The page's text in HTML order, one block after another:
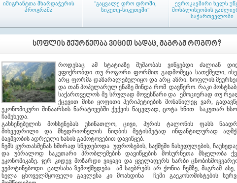
იმიგრანტთა მხარდაჭერის
პროგრამა
"გაცვალე დრო დროში,
სიკეთე-სიკეთეში"
ევროკავშირი ხელს
მოხალისეობის
საქართველოში
აჭარის რეგიონში პირველი
ამაგ-ი (LAG) - აქტიურ
მოქალაქეთა ადგილობრივი
გაერთიანება ჩამოყალიბდა
თემებში დასახლების
კრებები
მაჟორიტარი წევრები თემებში
ტრენინგი საკრებულოს
წევრებისათვის
აჭარის რეგიონის
საკრებულოებს
ᲡᲝᲤᲚᲘᲡ ᲛᲔᲣᲠᲜᲔᲝᲑᲐ ᲕᲘᲪᲘᲗ ᲡᲐᲓᲐᲪ, ᲛᲐᲒᲠᲐᲛ ᲠᲝᲒᲝᲠ?
როდესაც ამ სტატიაზე მუშაობას ვიწყებდი ძალიან
ვფიქრობდი თუ როგორი ფორმით გადმომეცა სათქმელი,
არც ფორმა დაზარალებულიყო და არც აზრი. სოფლის
და თან პოპულარულ ენაზე მინდა რომ დავწერო. რაკი
საქართველოს მე სრულად მოვესწარი და ემოციურად თუ
ქცევით მისი ყოფითი პერიპეტიების მონაწილეც ვარ,
ეკონომიკური შინაარსის ნარატივებში ქექვის ნაცვლად, ცოტა ხნით საკუთარ
ჩამეხედა.
გახსენებულის მოხსენებას უსინათლო, ცივი, პურის ტალონის ფასს
მიხვედრილი და მხედრიონელის ნიღბის მეტისმეტად ინფანტილურად
ბავშვობის ადრეული ხანის გამოტოვებით დავიწყებ.
ჩემს ყურთასმენას ხშირად სწვდებოდა უფროსების, საქმეში ჩახედულების,
და უბრალოდ საკუთარი პრობლემების დავიწყების მოსურნეთა მსჯელობა
ეკონომიკაზე. ჯერ კიდევ მოზარდი ვიყავი და ყველაფერს ხარბი
ვეპოტინებოდი. ცალსახა ზემოქმედება ამ საუბრებს არ ქონია ჩემზე, მაგრამ
ნელა ცხოველმყოფელი გავლენა კი მოახდინა ჩემი გაეკონომისტების